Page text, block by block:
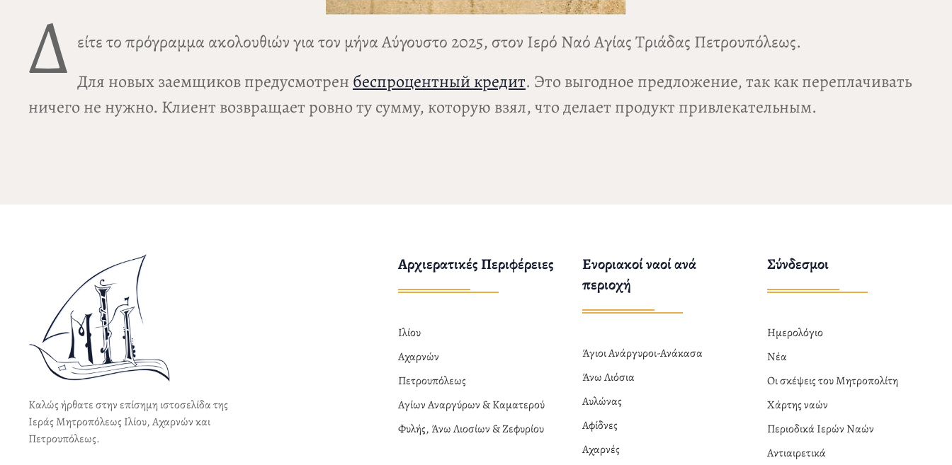
Δ είτε το πρόγραμμα ακολουθιών για τον μήνα Αύγουστο 2025, στον Ιερό Ναό Αγίας Τριάδας Πετρουπόλεως.
Для новых заемщиков предусмотрен беспроцентный кредит. Это выгодное предложение, так как переплачивать
ничего не нужно. Клиент возвращает ровно ту сумму, которую взял, что делает продукт привлекательным.
Καλώς ήρθατε στην επίσημη ιστοσελίδα της
Ιεράς Μητροπόλεως Ιλίου, Αχαρνών και
Πετρουπόλεως.
Αρχιερατικές Περιφέρειες
Ιλίου
Αχαρνών
Πετρουπόλεως
Αγίων Αναργύρων & Καματερού
Φυλής, Άνω Λιοσίων & Ζεφυρίου
Ενοριακοί ναοί ανά
περιοχή
Άγιοι Ανάργυροι-Ανάκασα
Άνω Λιόσια
Αυλώνας
Αφίδνες
Αχαρνές
Σύνδεσμοι
Ημερολόγιο
Νέα
Οι σκέψεις του Μητροπολίτη
Χάρτης ναών
Περιοδικά Ιερών Ναών
Αντιαιρετικά